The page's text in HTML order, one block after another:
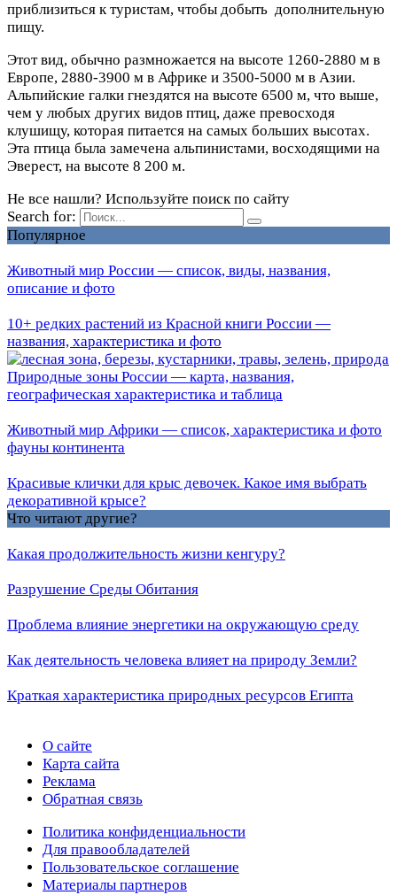
приблизиться к туристам, чтобы добыть дополнительную
пищу.
Этот вид, обычно размножается на высоте 1260-2880 м в
Европе, 2880-3900 м в Африке и 3500-5000 м в Азии.
Альпийские галки гнездятся на высоте 6500 м, что выше,
чем у любых других видов птиц, даже превосходя
клушищу, которая питается на самых больших высотах.
Эта птица была замечена альпинистами, восходящими на
Эверест, на высоте 8 200 м.
Не все нашли? Используйте поиск по сайту
Search for:
Популярное
Животный мир России — список, виды, названия,
описание и фото
10+ редких растений из Красной книги России —
названия, характеристика и фото
Природные зоны России — карта, названия,
географическая характеристика и таблица
Животный мир Африки — список, характеристика и фото
фауны континента
Красивые клички для крыс девочек. Какое имя выбрать
декоративной крысе?
Что читают другие?
Какая продолжительность жизни кенгуру?
Разрушение Среды Обитания
Проблема влияние энергетики на окружающую среду
Как деятельность человека влияет на природу Земли?
Краткая характеристика природных ресурсов Египта
О сайте
Карта сайта
Реклама
Обратная связь
Политика конфиденциальности
Для правообладателей
Пользовательское соглашение
Материалы партнеров